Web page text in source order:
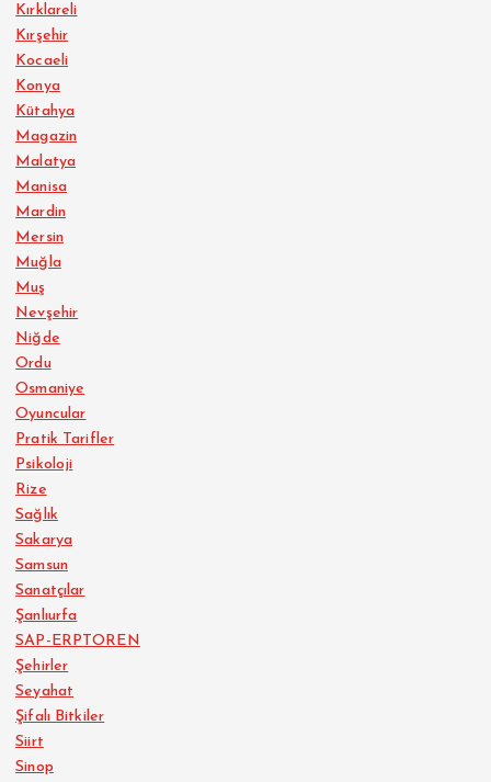
Kırklareli
Kırşehir
Kocaeli
Konya
Kütahya
Magazin
Malatya
Manisa
Mardin
Mersin
Muğla
Muş
Nevşehir
Niğde
Ordu
Osmaniye
Oyuncular
Pratik Tarifler
Psikoloji
Rize
Sağlık
Sakarya
Samsun
Sanatçılar
Şanlıurfa
SAP-ERPTOREN
Şehirler
Seyahat
Şifalı Bitkiler
Siirt
Sinop